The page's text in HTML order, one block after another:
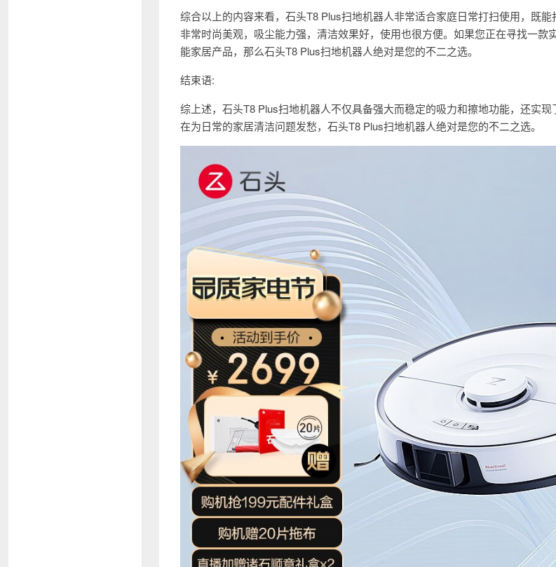
综合以上的内容来看，石头T8 Plus扫地机器人非常适合家庭日常打扫使用，既
非常时尚美观，吸尘能力强，清洁效果好，使用也很方便。如果您正在寻找一款
能家居产品，那么石头T8 Plus扫地机器人绝对是您的不二之选。
结束语:
综上述，石头T8 Plus扫地机器人不仅具备强大而稳定的吸力和擦地功能，还实
在为日常的家居清洁问题发愁，石头T8 Plus扫地机器人绝对是您的不二之选。